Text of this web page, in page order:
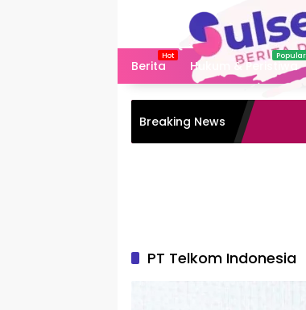
Berita
Hukum & Peristiwa
Breaking News
PT Telkom Indonesia